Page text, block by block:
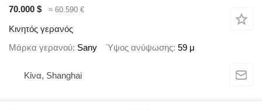
70.000 $
≈ 60.590 €
Κινητός γερανός
Μάρκα γερανού Sany Ύψος ανύψωσης 59 μ
Κίνα, Shanghai